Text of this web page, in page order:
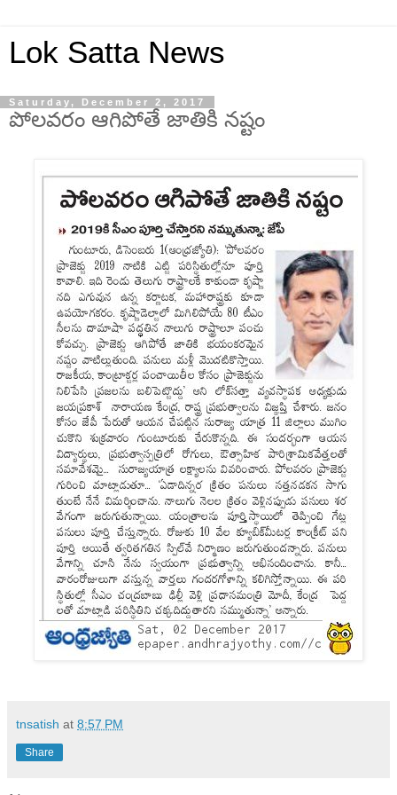
Lok Satta News
Saturday, December 2, 2017
పోలవరం ఆగిపోతే జాతికి నష్టం
tnsatish at 8:57 PM
Share